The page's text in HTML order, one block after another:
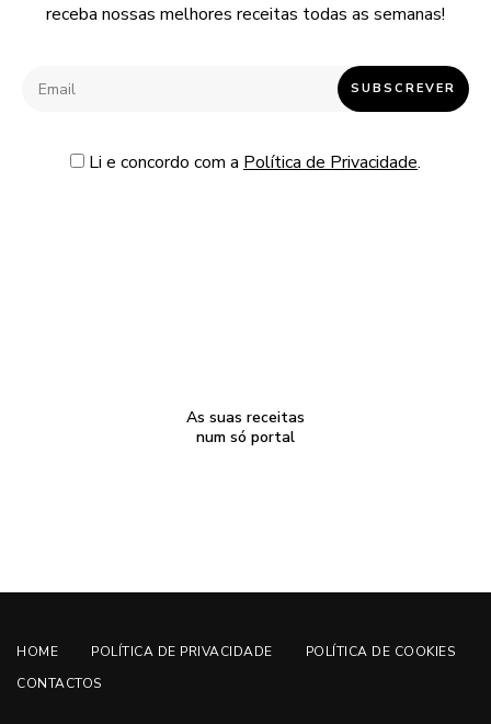
receba nossas melhores receitas todas as semanas!
Li e concordo com a Política de Privacidade.
As suas receitas
num só portal
HOME POLÍTICA DE PRIVACIDADE
POLÍTICA DE COOKIES
CONTACTOS